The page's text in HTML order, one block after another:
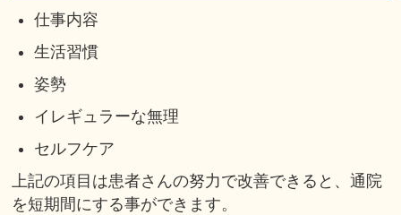
仕事内容
生活習慣
姿勢
イレギュラーな無理
セルフケア
上記の項目は患者さんの努力で改善できると、通院
を短期間にする事ができます。